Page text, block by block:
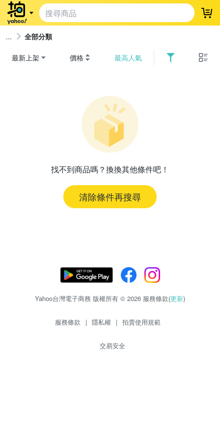
登
全部分類
最新上架 價格 最高人氣
找不到商品嗎？換換其他條件吧！
清除條件再搜尋
Yahoo台灣電子商務 版權所有 © 2026 服務條款(更新)
服務條款 | 隱私權 | 拍賣使用規範
交易安全